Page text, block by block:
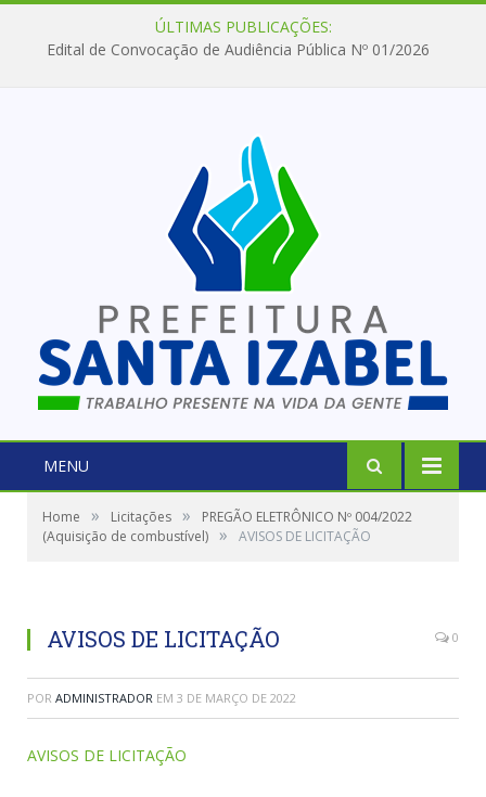
ÚLTIMAS PUBLICAÇÕES:
Edital de Convocação de Audiência Pública Nº 01/2026
MENU
Home » Licitações »
PREGÃO ELETRÔNICO Nº 004/2022
(Aquisição de combustível) » AVISOS DE LICITAÇÃO
AVISOS DE LICITAÇÃO 0
POR ADMINISTRADOR EM 3 DE MARÇO DE 2022
AVISOS DE LICITAÇÃO